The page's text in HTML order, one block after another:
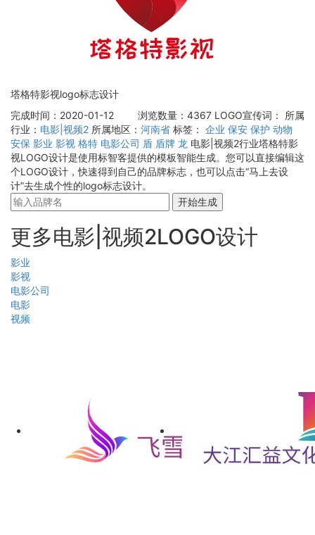
塔格特影视logo标志设计
完成时间：2020-01-12
浏览数量：4367 LOGO宣传词：
所属
行业： 电影|视频2 所属地区： 河南省 标签： 企业 保安 保护 动物
安保 影业 影视 格特 电影公司 盾 盾牌 龙 电影|视频2行业塔格特影
视LOGO设计是使用标智客提供的模板智能生成。您可以直接编辑这
个LOGO设计，快速得到自己的品牌标志，也可以点击“马上去设
计”去生成个性的logo标志设计。
开始生成
更多电影|视频2LOGO设计
影业
影视
电影公司
电影
视频